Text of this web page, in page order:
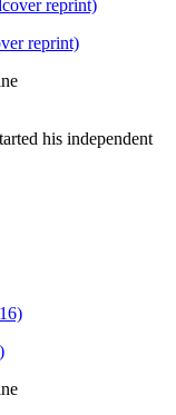
reprint)
his independent